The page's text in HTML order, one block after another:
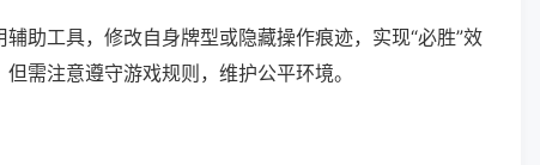
助工具，修改自身牌型或隐藏操作痕迹，实现“必胜”效
需注意遵守游戏规则，维护公平环境。